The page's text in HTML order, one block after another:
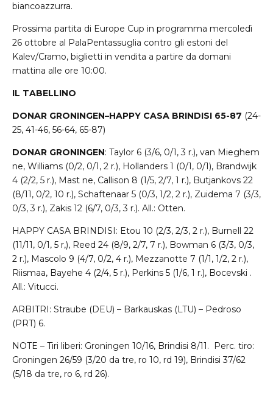
biancoazzurra.
Prossima partita di Europe Cup in programma mercoledì
26 ottobre al PalaPentassuglia contro gli estoni del
Kalev/Cramo, biglietti in vendita a partire da domani
mattina alle ore 10:00.
IL TABELLINO
DONAR GRONINGEN–HAPPY CASA BRINDISI 65-87 (24-
25, 41-46, 56-64, 65-87)
DONAR GRONINGEN: Taylor 6 (3/6, 0/1, 3 r.), van Mieghem
ne, Williams (0/2, 0/1, 2 r.), Hollanders 1 (0/1, 0/1), Brandwijk
4 (2/2, 5 r.), Mast ne, Callison 8 (1/5, 2/7, 1 r.), Butjankovs 22
(8/11, 0/2, 10 r.), Schaftenaar 5 (0/3, 1/2, 2 r.), Zuidema 7 (3/3,
0/3, 3 r.), Zakis 12 (6/7, 0/3, 3 r.). All.: Otten.
HAPPY CASA BRINDISI: Etou 10 (2/3, 2/3, 2 r.), Burnell 22
(11/11, 0/1, 5 r,), Reed 24 (8/9, 2/7, 7 r.), Bowman 6 (3/3, 0/3,
2 r.), Mascolo 9 (4/7, 0/2, 4 r.), Mezzanotte 7 (1/1, 1/2, 2 r.),
Riismaa, Bayehe 4 (2/4, 5 r.), Perkins 5 (1/6, 1 r.), Bocevski .
All.: Vitucci.
ARBITRI: Straube (DEU) – Barkauskas (LTU) – Pedroso
(PRT) 6.
NOTE – Tiri liberi: Groningen 10/16, Brindisi 8/11. Perc. tiro:
Groningen 26/59 (3/20 da tre, ro 10, rd 19), Brindisi 37/62
(5/18 da tre, ro 6, rd 26).